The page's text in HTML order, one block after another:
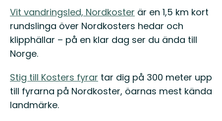
Vit vandringsled, Nordkoster är en 1,5 km kort
rundslinga över Nordkosters hedar och
klipphällar – på en klar dag ser du ända till
Norge.
Stig till Kosters fyrar tar dig på 300 meter upp
till fyrarna på Nordkoster, öarnas mest kända
landmärke.